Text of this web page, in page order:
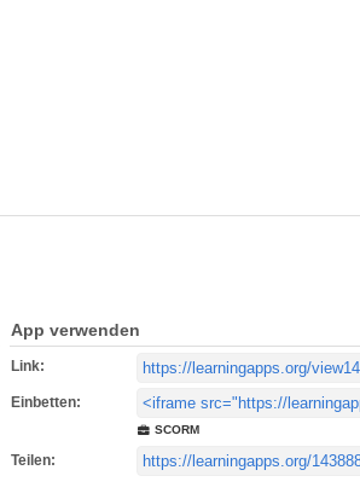
App verwenden
Link:
Einbetten:
SCORM
Teilen: